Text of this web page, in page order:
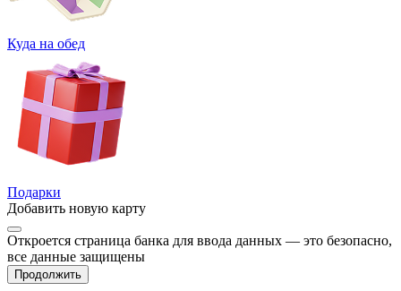
Куда на обед
Подарки
Добавить новую карту
Откроется страница банка для ввода данных — это безопасно,
все данные защищены
Продолжить